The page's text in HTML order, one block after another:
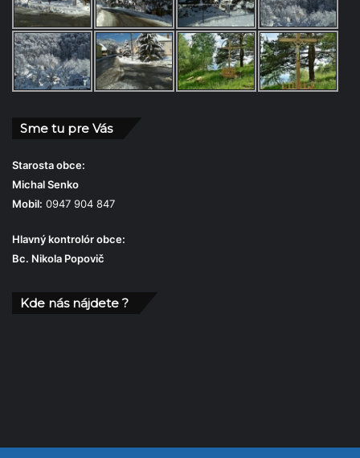
Sme tu pre Vás
Starosta obce:
Michal Senko
Mobil: 0947 904 847
Hlavný kontrolór obce:
Bc. Nikola Popovič
Kde nás nájdete ?